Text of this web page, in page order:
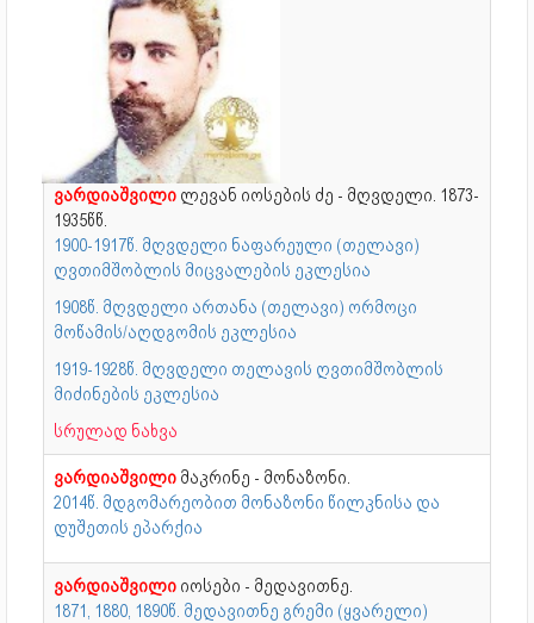
ვარდიაშვილი ლევან იოსების ძე - მღვდელი. 1873-
1935წწ.
1900-1917წ. მღვდელი ნაფარეული (თელავი)
ღვთიმშობლის მიცვალების ეკლესია
1908წ. მღვდელი ართანა (თელავი) ორმოცი
მოწამის/აღდგომის ეკლესია
1919-1928წ. მღვდელი თელავის ღვთიმშობლის
მიძინების ეკლესია
სრულად ნახვა
ვარდიაშვილი მაკრინე - მონაზონი.
2014წ. მდგომარეობით მონაზონი წილკნისა და
დუშეთის ეპარქია
ვარდიაშვილი იოსები - მედავითნე.
1871, 1880, 1890წ. მედავითნე გრემი (ყვარელი)